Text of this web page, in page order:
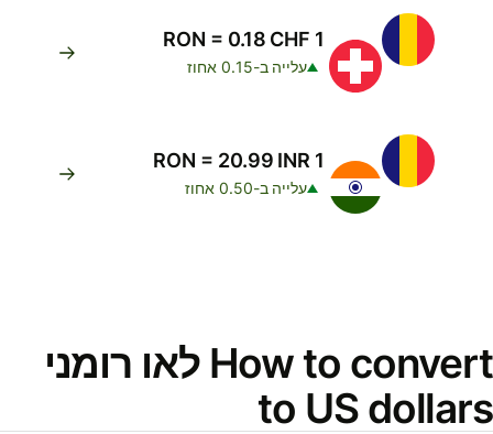
1 RON = 0.18 CHF
עלייה ב-0.15 אחוז
1 RON = 20.99 INR
עלייה ב-0.50 אחוז
How to convert לאו רומני
to US dollars